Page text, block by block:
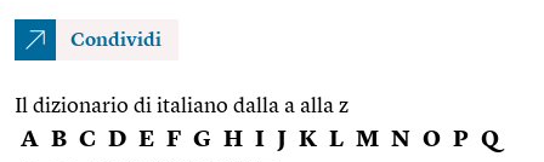
Condividi
Il dizionario di italiano dalla a alla z
A B C D E F G H I J K L M N O P Q